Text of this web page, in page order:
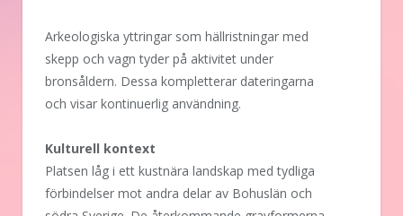
Arkeologiska yttringar som hällristningar med
skepp och vagn tyder på aktivitet under
bronsåldern. Dessa kompletterar dateringarna
och visar kontinuerlig användning.
Kulturell kontext
Platsen låg i ett kustnära landskap med tydliga
förbindelser mot andra delar av Bohuslän och